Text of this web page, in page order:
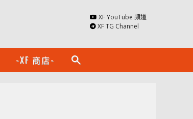
XF YouTube 頻道
XF TG Channel
-XF 商店- search